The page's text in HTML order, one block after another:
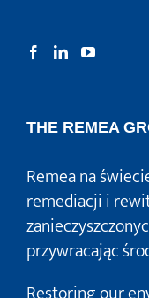
THE REMEA
Remea na
remediacji i
przywracając